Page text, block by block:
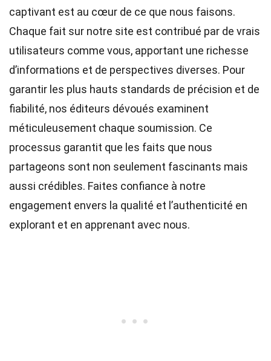
captivant est au cœur de ce que nous faisons.
Chaque fait sur notre site est contribué par de vrais
utilisateurs comme vous, apportant une richesse
d’informations et de perspectives diverses. Pour
garantir les plus hauts standards de précision et de
fiabilité, nos éditeurs dévoués examinent
méticuleusement chaque soumission. Ce
processus garantit que les faits que nous
partageons sont non seulement fascinants mais
aussi crédibles. Faites confiance à notre
engagement envers la qualité et l’authenticité en
explorant et en apprenant avec nous.